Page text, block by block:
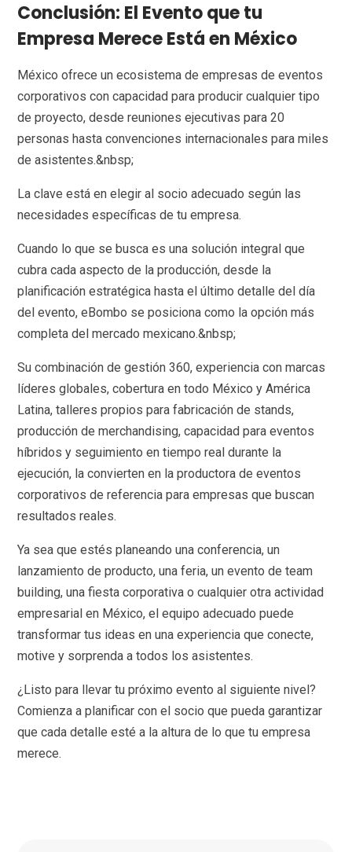
Conclusión: El Evento que tu
Empresa Merece Está en México
México ofrece un ecosistema de empresas de eventos
corporativos con capacidad para producir cualquier tipo
de proyecto, desde reuniones ejecutivas para 20
personas hasta convenciones internacionales para miles
de asistentes.&nbsp;
La clave está en elegir al socio adecuado según las
necesidades específicas de tu empresa.
Cuando lo que se busca es una solución integral que
cubra cada aspecto de la producción, desde la
planificación estratégica hasta el último detalle del día
del evento, eBombo se posiciona como la opción más
completa del mercado mexicano.&nbsp;
Su combinación de gestión 360, experiencia con marcas
líderes globales, cobertura en todo México y América
Latina, talleres propios para fabricación de stands,
producción de merchandising, capacidad para eventos
híbridos y seguimiento en tiempo real durante la
ejecución, la convierten en la productora de eventos
corporativos de referencia para empresas que buscan
resultados reales.
Ya sea que estés planeando una conferencia, un
lanzamiento de producto, una feria, un evento de team
building, una fiesta corporativa o cualquier otra actividad
empresarial en México, el equipo adecuado puede
transformar tus ideas en una experiencia que conecte,
motive y sorprenda a todos los asistentes.
¿Listo para llevar tu próximo evento al siguiente nivel?
Comienza a planificar con el socio que pueda garantizar
que cada detalle esté a la altura de lo que tu empresa
merece.